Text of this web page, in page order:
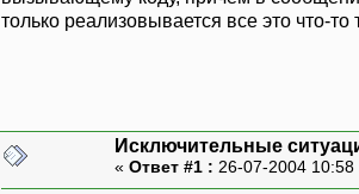
только реализовывается все это что-
Исключительные
« Ответ #1 : 26-07-2004 10:58